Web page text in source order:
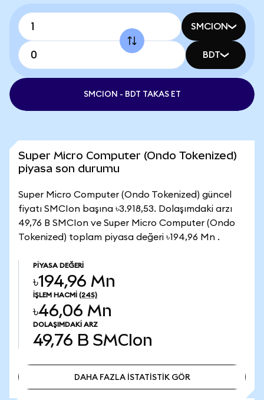
SMCION
BDT
SMCION - BDT TAKAS ET
Super Micro Computer (Ondo Tokenized)
piyasa son durumu
Super Micro Computer (Ondo Tokenized) güncel
fiyatı SMCIon başına ৳3.918,53. Dolaşımdaki arzı
49,76 B SMCIon ve Super Micro Computer (Ondo
Tokenized) toplam piyasa değeri ৳194,96 Mn .
PIYASA DEĞERI
৳194,96 Mn
İŞLEM HACMI (24S)
৳46,06 Mn
DOLAŞIMDAKI ARZ
49,76 B SMCIon
DAHA FAZLA İSTATİSTİK GÖR